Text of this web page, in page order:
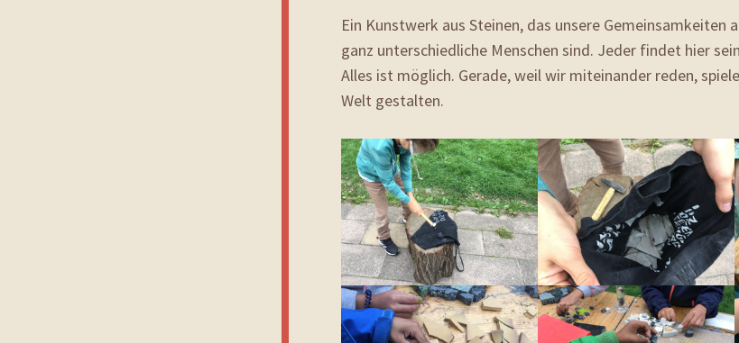
Ein Kunstwerk aus Steinen, das unsere Gemeinsamkeiten
ganz unterschiedliche Menschen sind. Jeder findet hier
Alles ist möglich. Gerade, weil wir miteinander reden,
Welt gestalten.